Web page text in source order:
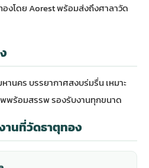
งโดย Aorest พร้อมส่งถึงศาลาวัด
านคร บรรยากาศสงบร่มรื่น เหมาะ
พร้อมสรรพ รองรับงานทุกขนาด
านที่วัดธาตุทอง